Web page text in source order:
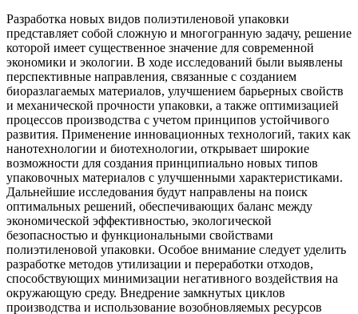
Разработка новых видов полиэтиленовой упаковки
представляет собой сложную и многогранную задачу, решение
которой имеет существенное значение для современной
экономики и экологии. В ходе исследований были выявлены
перспективные направления, связанные с созданием
биоразлагаемых материалов, улучшением барьерных свойств
и механической прочности упаковки, а также оптимизацией
процессов производства с учетом принципов устойчивого
развития. Применение инновационных технологий, таких как
нанотехнологии и биотехнологии, открывает широкие
возможности для создания принципиально новых типов
упаковочных материалов с улучшенными характеристиками.
Дальнейшие исследования будут направлены на поиск
оптимальных решений, обеспечивающих баланс между
экономической эффективностью, экологической
безопасностью и функциональными свойствами
полиэтиленовой упаковки. Особое внимание следует уделить
разработке методов утилизации и переработки отходов,
способствующих минимизации негативного воздействия на
окружающую среду. Внедрение замкнутых циклов
производства и использование возобновляемых ресурсов